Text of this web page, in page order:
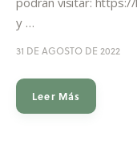
y …
31 DE AGOSTO DE 2022
Leer Más